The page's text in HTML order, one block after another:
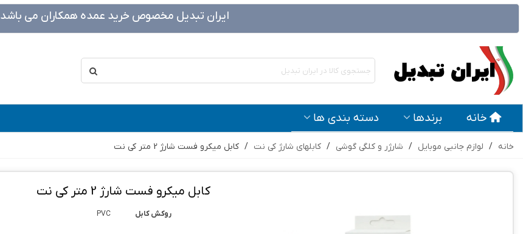
ایران تبدیل مخصوص خرید عمده همکاران می باشد
خانه برندها دسته بندی ها
خانه / لوازم جانبی موبایل / شارژر و کلگی گوشی / کابلهای شارژ کی نت / کابل میکرو فست شارژ 2 متر کی نت
کابل میکرو فست شارژ 2 متر کی نت
روکش کابل PVC